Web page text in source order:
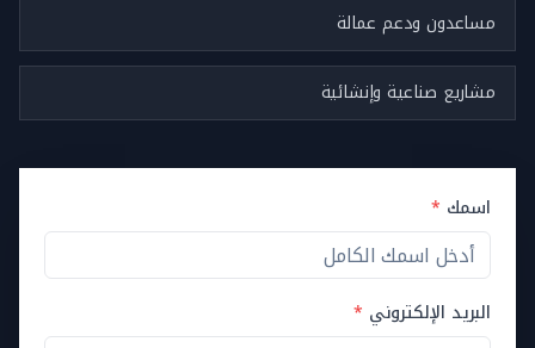
مساعدون ودعم عمالة
مشاريع صناعية وإنشائية
اسمك *
البريد الإلكتروني *